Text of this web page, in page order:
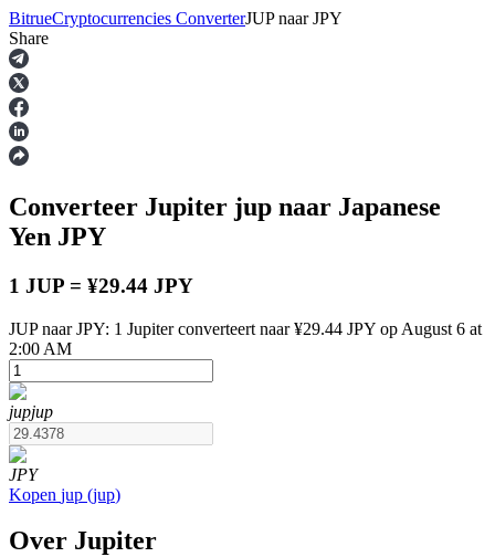
Termijncontracten
USDT-futures
BitrueCryptocurrencies ConverterJUP naar JPY
Share
Converteer Jupiter jup naar Japanese
Yen JPY
1 JUP = ¥29.44 JPY
JUP naar JPY: 1 Jupiter converteert naar ¥29.44 JPY op August 6 at
2:00 AM
jupjup
JPY
Kopen jup (jup)
Over Jupiter